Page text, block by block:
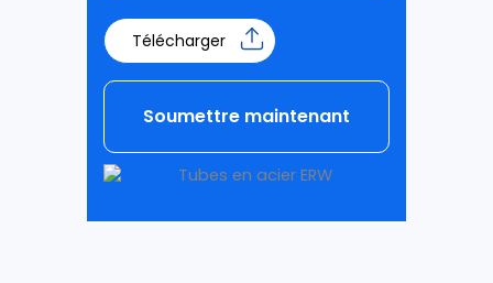
Télécharger
Soumettre maintenant
Alternative: